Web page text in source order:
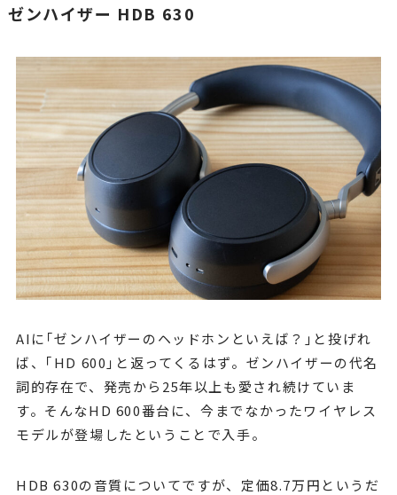
ゼンハイザー HDB 630
AIに｢ゼンハイザーのヘッドホンといえば？｣と投げれ
ば、｢HD 600｣と返ってくるはず。ゼンハイザーの代名
詞的存在で、発売から25年以上も愛され続けていま
す。そんなHD 600番台に、今までなかったワイヤレス
モデルが登場したということで入手。
HDB 630の音質についてですが、定価8.7万円というだ